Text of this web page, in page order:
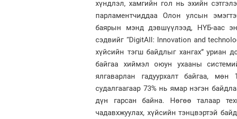
хүндлэл, хамгийн гол нь эхийн
парламентчиддаа Олон улсын
баярын мэнд дэвшүүлээд, НҮБ-аас
сэдвийг “DigitАll: Innovation and
хүйсийн тэгш байдлыг хангах” уриан
байгаа хиймэл оюун ухааны
ялгаварлан гадуурхалт байгаа,
судалгаагаар 73% нь ямар нэгэн
дүн гарсан байна. Нөгөө талаар
чадавхжуулах, хүйсийн тэнцвэртэй